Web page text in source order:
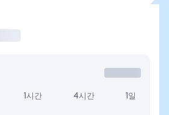
1시간 4시간 1일